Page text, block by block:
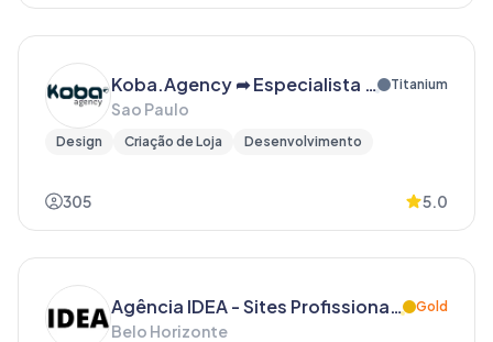
Koba.Agency ➦ Especialista em Lojas Virtuais Nuvemshop ☜ Titanium
Sao Paulo
Design Criação de Loja Desenvolvimento
305 5.0
Agência IDEA - Sites Profissionais Gold
Belo Horizonte